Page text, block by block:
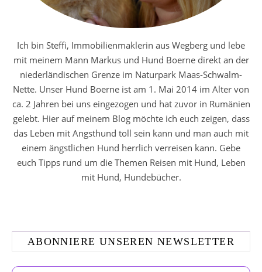
Ich bin Steffi, Immobilienmaklerin aus Wegberg und lebe
mit meinem Mann Markus und Hund Boerne direkt an der
niederländischen Grenze im Naturpark Maas-Schwalm-
Nette. Unser Hund Boerne ist am 1. Mai 2014 im Alter von
ca. 2 Jahren bei uns eingezogen und hat zuvor in Rumänien
gelebt. Hier auf meinem Blog möchte ich euch zeigen, dass
das Leben mit Angsthund toll sein kann und man auch mit
einem ängstlichen Hund herrlich verreisen kann. Gebe
euch Tipps rund um die Themen Reisen mit Hund, Leben
mit Hund, Hundebücher.
ABONNIERE UNSEREN NEWSLETTER